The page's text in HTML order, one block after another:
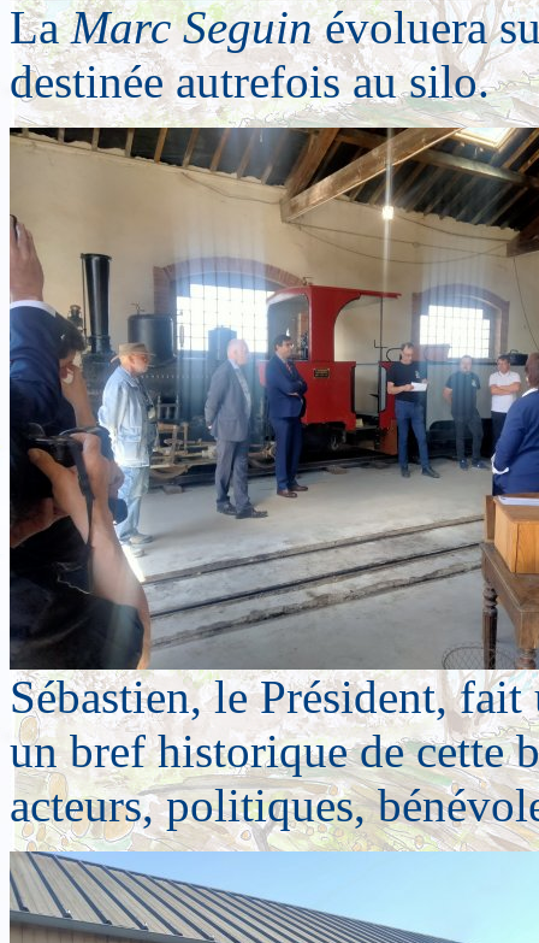
LaMarc Seguinévoluera
destinée autrefois au silo.
Sébastien, le Président,
un bref historique de cette
acteurs, politiques,